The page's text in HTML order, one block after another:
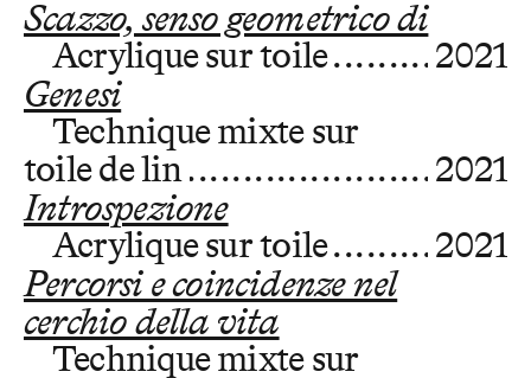
Scazzo, senso geometrico di
Acrylique sur toile 2021
Genesi
Technique mixte sur
toile de lin
2021
Introspezione
Acrylique sur toile 2021
Percorsi e coincidenze nel
cerchio della vita
Technique mixte sur